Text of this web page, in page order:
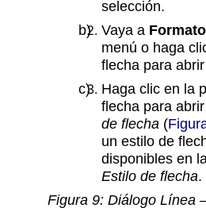
selección.
Vaya a
menú o haga
flecha para
Haga clic en la
flecha para
de flecha (
un estilo de
disponibles en
Estilo de flecha.
Figura 9: Diálogo Línea